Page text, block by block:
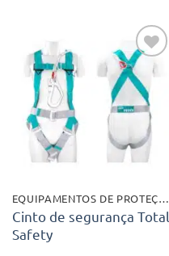
Adicionar
aos meus
desejos
EQUIPAMENTOS DE PROTEÇÃO
Cinto de segurança Total
Safety